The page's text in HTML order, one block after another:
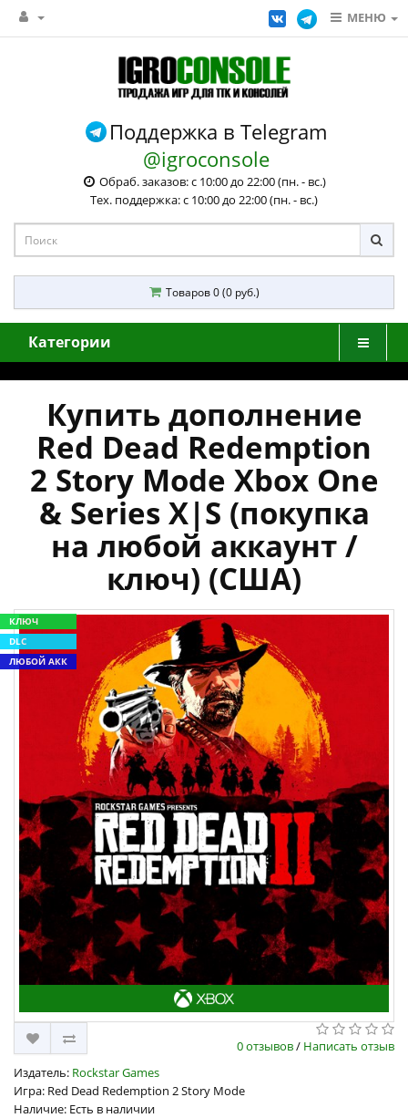
МЕНЮ
Поддержка в Telegram
@igroconsole
Обраб. заказов: с 10:00 до 22:00 (пн. - вс.)
Тех. поддержка: с 10:00 до 22:00 (пн. - вс.)
Товаров 0 (0 руб.)
Категории
Купить дополнение
Red Dead Redemption
2 Story Mode Xbox One
& Series X|S (покупка
на любой аккаунт /
ключ) (США)
КЛЮЧ
DLC
ЛЮБОЙ АКК
0 отзывов/ Написать отзыв
Издатель: Rockstar Games
Игра: Red Dead Redemption 2 Story Mode
Наличие: Есть в наличии